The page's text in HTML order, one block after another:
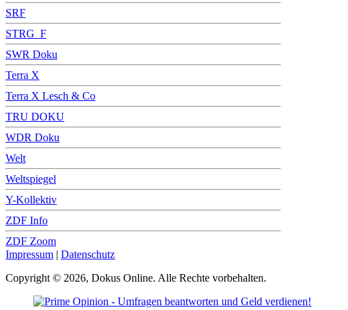
SRF
STRG_F
SWR Doku
Terra X
Terra X Lesch & Co
TRU DOKU
WDR Doku
Welt
Weltspiegel
Y-Kollektiv
ZDF Info
ZDF Zoom
Impressum | Datenschutz
Copyright © 2026, Dokus Online. Alle Rechte vorbehalten.